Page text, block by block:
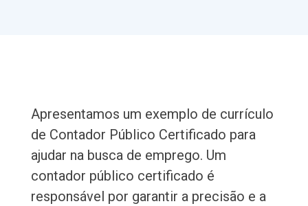
Apresentamos um exemplo de currículo
de Contador Público Certificado para
ajudar na busca de emprego. Um
contador público certificado é
responsável por garantir a precisão e a